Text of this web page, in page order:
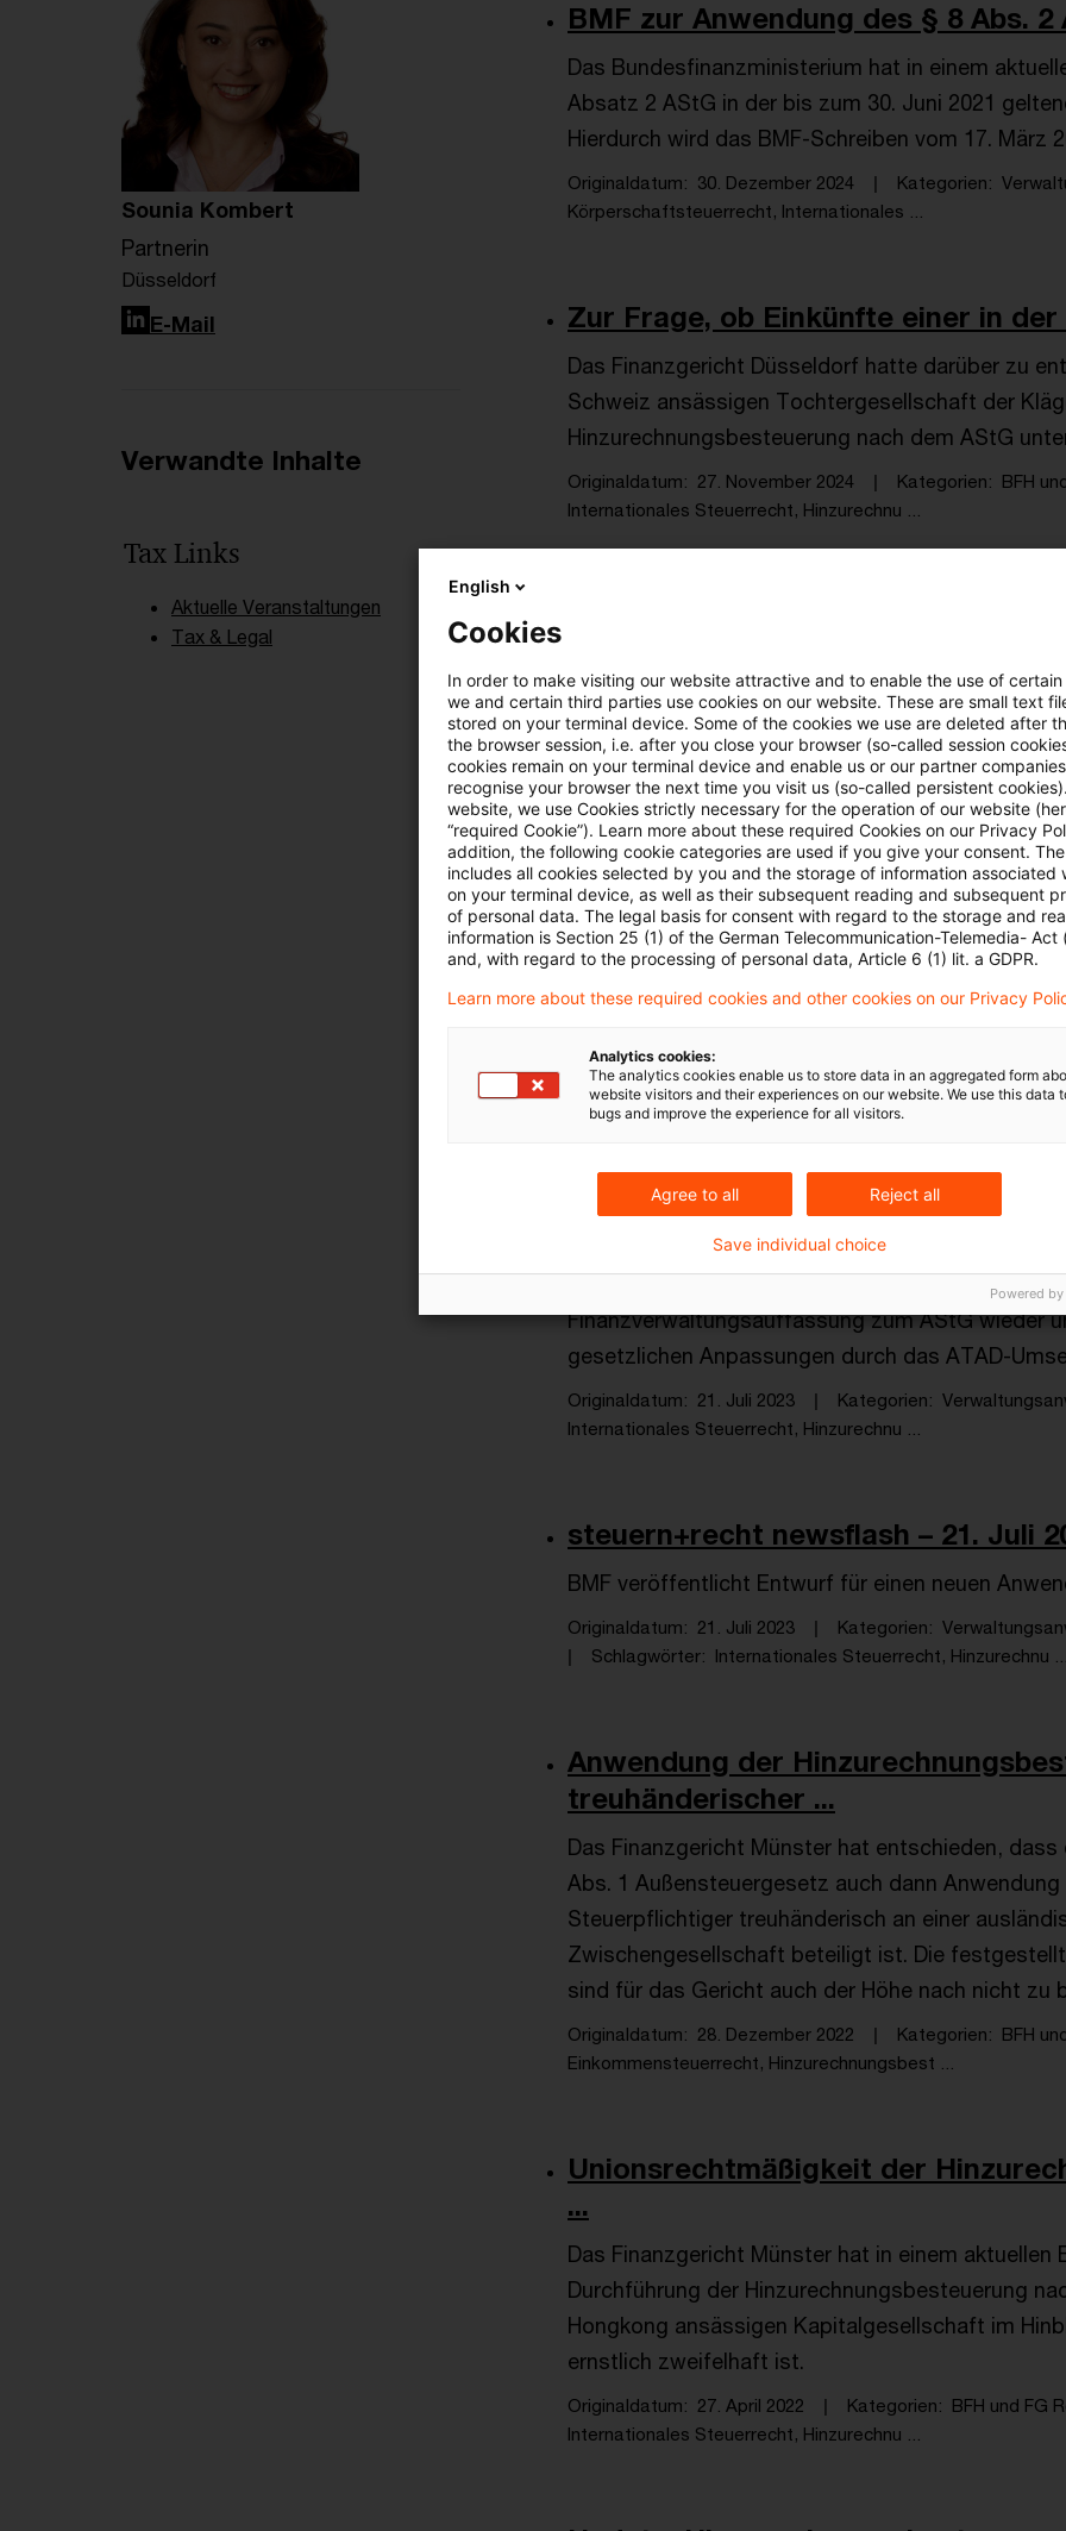
BMF zur Anwendung des § 8 Abs.
Das Bundesfinanzministerium hat in einem
Absatz 2 AStG in der bis zum 30. Juni 2021
Hierdurch wird das BMF-Schreiben vom 17. März
Originaldatum 30. Dezember 2024 Kategorien
Körperschaftsteuerrecht, Internationales ...
Zur Frage, ob Einkünfte einer in
Das Finanzgericht Düsseldorf hatte darüber zu
Schweiz ansässigen Tochtergesellschaft der
Hinzurechnungsbesteuerung nach dem AStG
Originaldatum 27. November 2024 Kategorien BFH
Internationales Steuerrecht, Hinzurechnu ...
Hinzurechnungsbesteuerung
Auch wenn nach summarischer Prüfung
Hinzurechnungsbesteuerung gemäß §§ 7 ff.
Niedrigsteuerschwelle im Sinne des § 8 Abs. 1
niedrigste nationale Gesamtsteuerbelastung bei
des § 1 Abs. 1 Nr. 1 bis 3 KStG (22,825 % unter
eine Beschwerde im AdV-Verfahren ohne Erfolg,
die Antragsteller angesichts einer
von einer einen Verfassungs- beziehungsweise
begünstigenden Rechtslage profitieren könnten.
einem aktuellen Beschluss en ...
BFH
Internationales Steuerrecht, Hinzurechnu ...
BMF veröffentlicht Entwurf für
Das Bundesministerium der Finanzen (BMF) hat
neugefassten Anwendungserlass zum
Stellungnahme (Frist bis 4. September)
Finanzverwaltungsauffassung zum AStG wieder
gesetzlichen Anpassungen durch das ATAD-
Originaldatum 21. Juli 2023 Kategorien
Internationales Steuerrecht, Hinzurechnu ...
steuern+recht newsflash – 21. Juli
BMF veröffentlicht Entwurf für einen neuen
Originaldatum 21. Juli 2023 Kategorien
Schlagwörter
Internationales Steuerrecht, Hinzurechnu ...
Anwendung der
treuhänderischer ...
Das Finanzgericht Münster hat entschieden,
Abs. 1 Außensteuergesetz auch dann
Steuerpflichtiger treuhänderisch an einer
Zwischengesellschaft beteiligt ist. Die
sind für das Gericht auch der Höhe nach nicht zu
Originaldatum 28. Dezember 2022 Kategorien BFH
Einkommensteuerrecht, Hinzurechnungsbest ...
Unionsrechtmäßigkeit der
...
Das Finanzgericht Münster hat in einem
Durchführung der Hinzurechnungsbesteuerung
Hongkong ansässigen Kapitalgesellschaft im
ernstlich zweifelhaft ist.
Originaldatum 27. April 2022 Kategorien BFH und FG
Internationales Steuerrecht, Hinzurechnu ...
Sounia Kombert
Partnerin
Düsseldorf
LinkedIn
E-Mail
Verwandte Inhalte
Tax Links
Aktuelle Veranstaltungen
Tax & Legal
English
Cookies
In order to make visiting our website attractive and to enable the use of
we and certain third parties use cookies on our website. These are small text
stored on your terminal device. Some of the cookies we use are deleted after
the browser session, i.e. after you close your browser (so-called session
cookies remain on your terminal device and enable us or our partner
recognise your browser the next time you visit us (so-called persistent
website, we use Cookies strictly necessary for the operation of our website
“required Cookie”). Learn more about these required Cookies on our Privacy
addition, the following cookie categories are used if you give your consent.
includes all cookies selected by you and the storage of information associated
on your terminal device, as well as their subsequent reading and subsequent
of personal data. The legal basis for consent with regard to the storage and
information is Section 25 (1) of the German Telecommunication-Telemedia- Act
and, with regard to the processing of personal data, Article 6 (1) lit. a GDPR.
Learn more about these required cookies and other cookies on our Privacy
Analytics cookies:
The analytics cookies enable us to store data in an aggregated form
website visitors and their experiences on our website. We use this data
bugs and improve the experience for all visitors.
Agree to all Reject all
Save individual choice
Powered by